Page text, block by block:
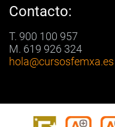
Contacto:
T. 900 100 957
M. 619 926 324
hola@cursosfemxa.es